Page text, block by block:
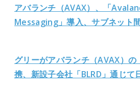
アバランチ（AVAX）、「
Messaging」導入、サブネット
グリーがアバランチ（AVAX）
携、新設子会社「BLRD」通じて